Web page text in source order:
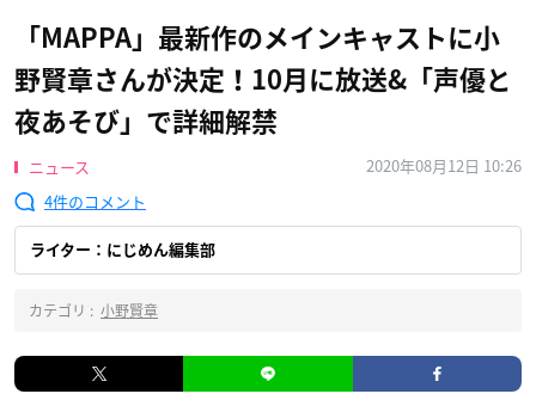
「MAPPA」最新作のメインキャストに小
野賢章さんが決定！10月に放送&「声優と
夜あそび」で詳細解禁
ニュース
2020年08月12日 10:26
4
ライター：にじめん編集部
カテゴリ : 小野賢章